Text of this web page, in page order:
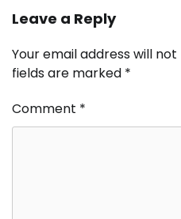
Leave a Reply
Your email address will
fields are marked *
Comment *